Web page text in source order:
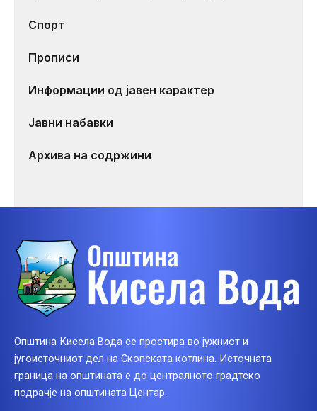
Спорт
Прописи
Информации од јавен карактер
Јавни набавки
Архива на содржини
Општина Кисела Вода се простира во јужниот и
југоисточниот дел на Скопската котлина. Источната
граница на општината е до централното градтско
подрачје на општината Центар.